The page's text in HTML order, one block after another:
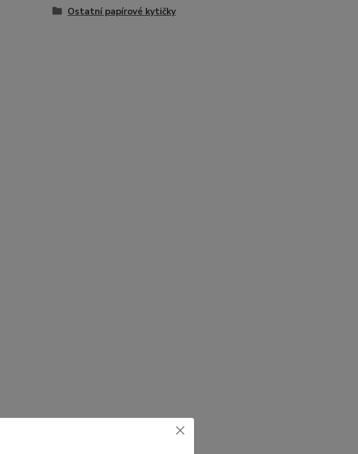
Ostatní papírové kytičky